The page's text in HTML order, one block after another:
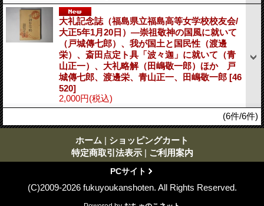
大礼記念誌（福島県立福島高等女学校校友会/
大正5年1月20日）―崇祖敬神の国風に就いて
（戸城傳七郎）、我が国土と国民性（渡邊
栄）、斎田点定ト具「波々迦」に就いて（青
山正一）、大礼略解（田嶋敬一郎）ほか 戸
城傳七郎、渡邊栄、青山正一、田嶋敬一郎 [46
520]
2,000円(税込)
(6件/6件)
ホーム | ショッピングカート
特定商取引法表示 | ご利用案内
PCサイト
(C)2009-2026 fukuyoukanshoten. All Rights Reserved.